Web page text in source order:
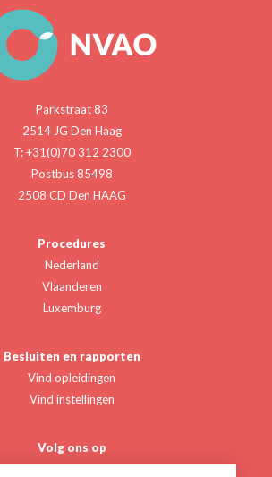
Parkstraat 83
2514 JG Den Haag
T: +31(0)70 312 2300
Postbus 85498
2508 CD Den HAAG
Procedures
Nederland
Vlaanderen
Luxemburg
Besluiten en rapporten
Vind opleidingen
Vind instellingen
Volg ons op
Twitter